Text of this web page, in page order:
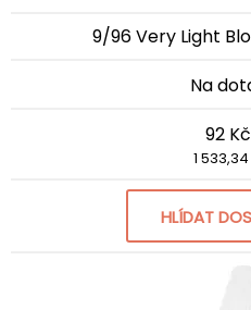
9/96 Very Light
Na
92 Kč
1 533,34
HLÍDAT